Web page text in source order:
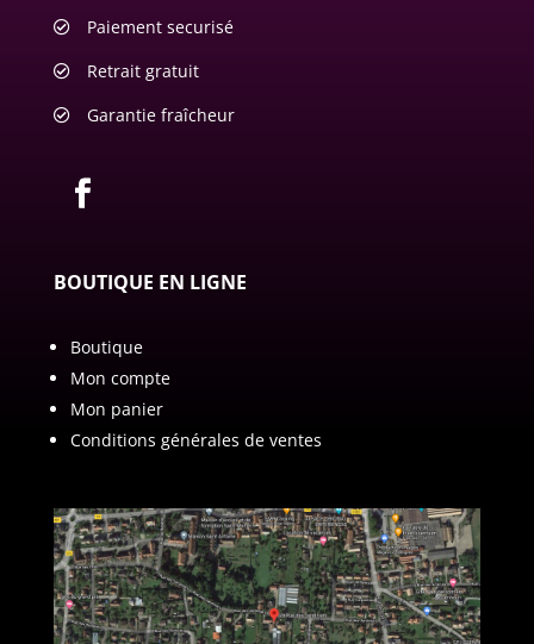
Paiement securisé
Retrait gratuit
Garantie fraîcheur
BOUTIQUE EN LIGNE
Boutique
Mon compte
Mon panier
Conditions générales de ventes